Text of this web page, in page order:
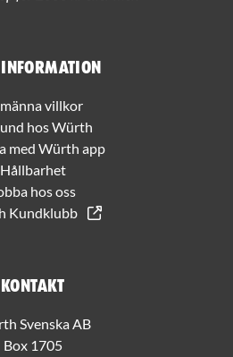
villkor
hos Würth
med Würth app
Hållbarhet
hos oss
Kundklubb
Kontakt
Svenska AB
Box 1705